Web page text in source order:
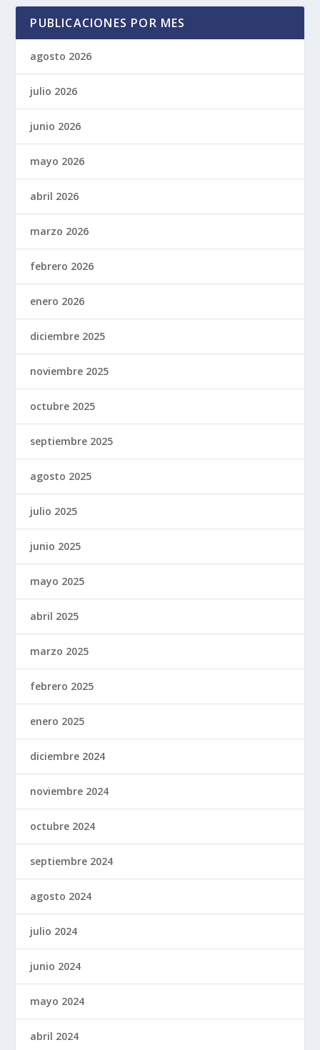
PUBLICACIONES POR MES
agosto 2026
julio 2026
junio 2026
mayo 2026
abril 2026
marzo 2026
febrero 2026
enero 2026
diciembre 2025
noviembre 2025
octubre 2025
septiembre 2025
agosto 2025
julio 2025
junio 2025
mayo 2025
abril 2025
marzo 2025
febrero 2025
enero 2025
diciembre 2024
noviembre 2024
octubre 2024
septiembre 2024
agosto 2024
julio 2024
junio 2024
mayo 2024
abril 2024